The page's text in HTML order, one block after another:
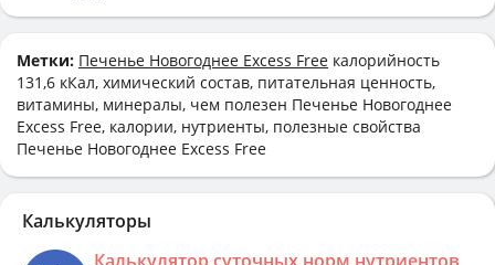
Метки: Печенье Новогоднее Excess Free калорийность
131,6 кКал, химический состав, питательная ценность,
витамины, минералы, чем полезен Печенье Новогоднее
Excess Free, калории, нутриенты, полезные свойства
Печенье Новогоднее Excess Free
Калькуляторы